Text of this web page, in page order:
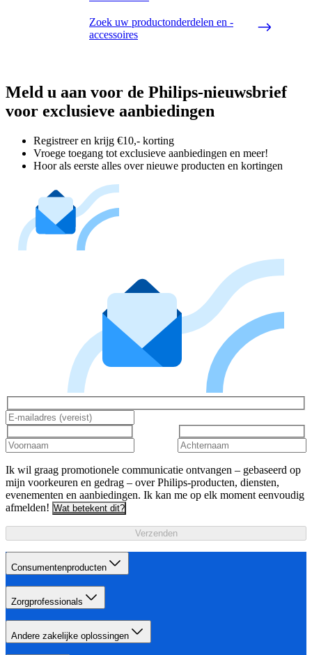
Zoek uw productonderdelen en -
accessoires
Meld u aan voor de Philips-nieuwsbrief
voor exclusieve aanbiedingen
Registreer en krijg €10,- korting
Vroege toegang tot exclusieve aanbiedingen en meer!
Hoor als eerste alles over nieuwe producten en kortingen
Ik wil graag promotionele communicatie ontvangen – gebaseerd op
mijn voorkeuren en gedrag – over Philips-producten, diensten,
evenementen en aanbiedingen. Ik kan me op elk moment eenvoudig
afmelden! Wat betekent dit?
Verzenden
Consumentenproducten
Zorgprofessionals
Andere zakelijke oplossingen